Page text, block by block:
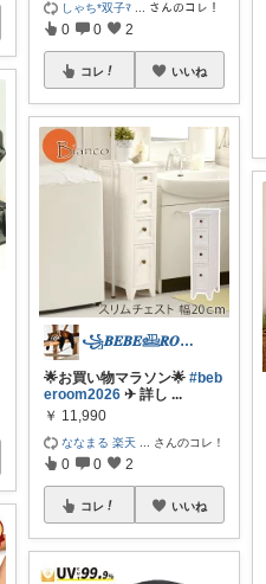
しゃち*双子ﾏ さんのコレ！
0 0 2
コレ いいね
꧁𝑩𝑬𝑩𝑬𓊝𝑹𝑶𝑶𝑴꧂
🌟お買い物マラソン🌟#beb
eroom2026 ✈︎ 詳し ...
￥ 11,990
ななまる 楽天 さんのコレ！
0 0 2
コレ いいね